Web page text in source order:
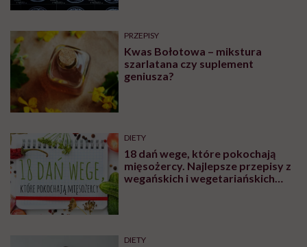
Najpopularniejsze
ZDROWE ODŻYWIANIE